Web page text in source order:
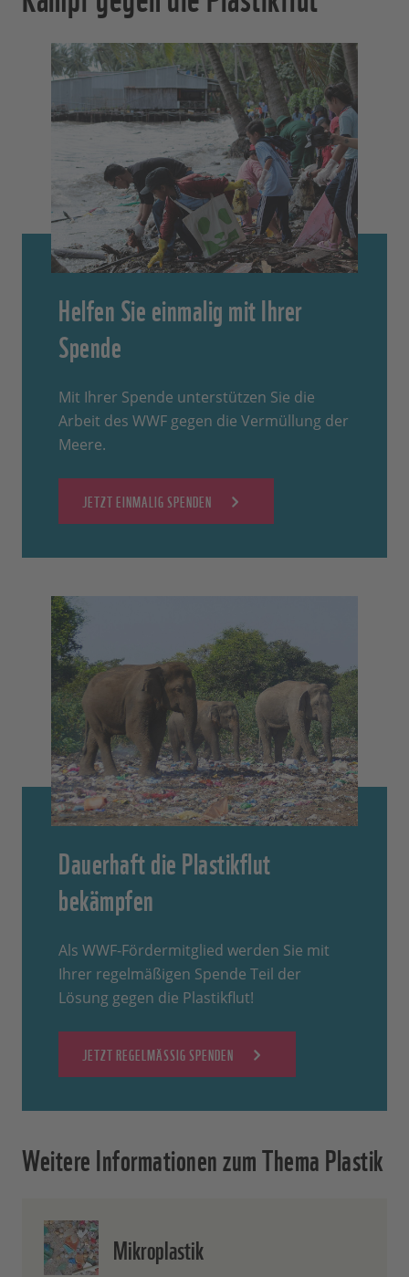
Helfen Sie einmalig mit Ihrer
Spende
Mit Ihrer Spende unterstützen Sie die
Arbeit des WWF gegen die Vermüllung der
Meere.
JETZT EINMALIG SPENDEN
Dauerhaft die Plastikflut
bekämpfen
Als WWF-Fördermitglied werden Sie mit
Ihrer regelmäßigen Spende Teil der
Lösung gegen die Plastikflut!
JETZT REGELMÄSSIG SPENDEN
Weitere Informationen zum Thema Plastik
Mikroplastik